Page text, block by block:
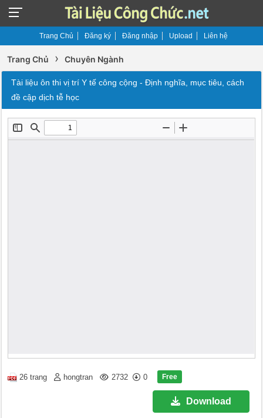
Trang Chủ Đăng ký Đăng nhập Upload Liên hệ
Trang Chủ › Chuyên Ngành
Tài liệu ôn thi vị trí Y tế công cộng - Định nghĩa, mục tiêu, cách
đề cập dịch tễ học
26 trang hongtran 2732 0 Free
Download